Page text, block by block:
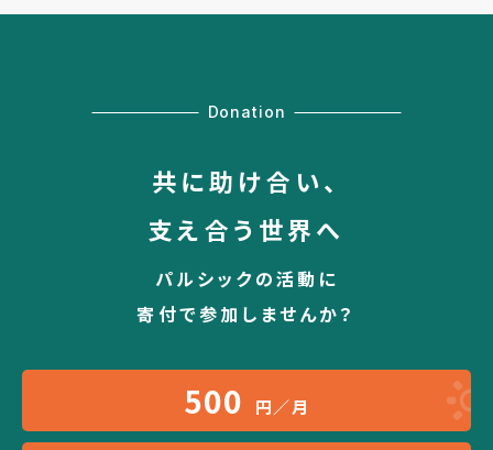
Donation
共に助け合い、
支え合う世界へ
パルシックの活動に
寄付で参加しませんか？
500 円／月